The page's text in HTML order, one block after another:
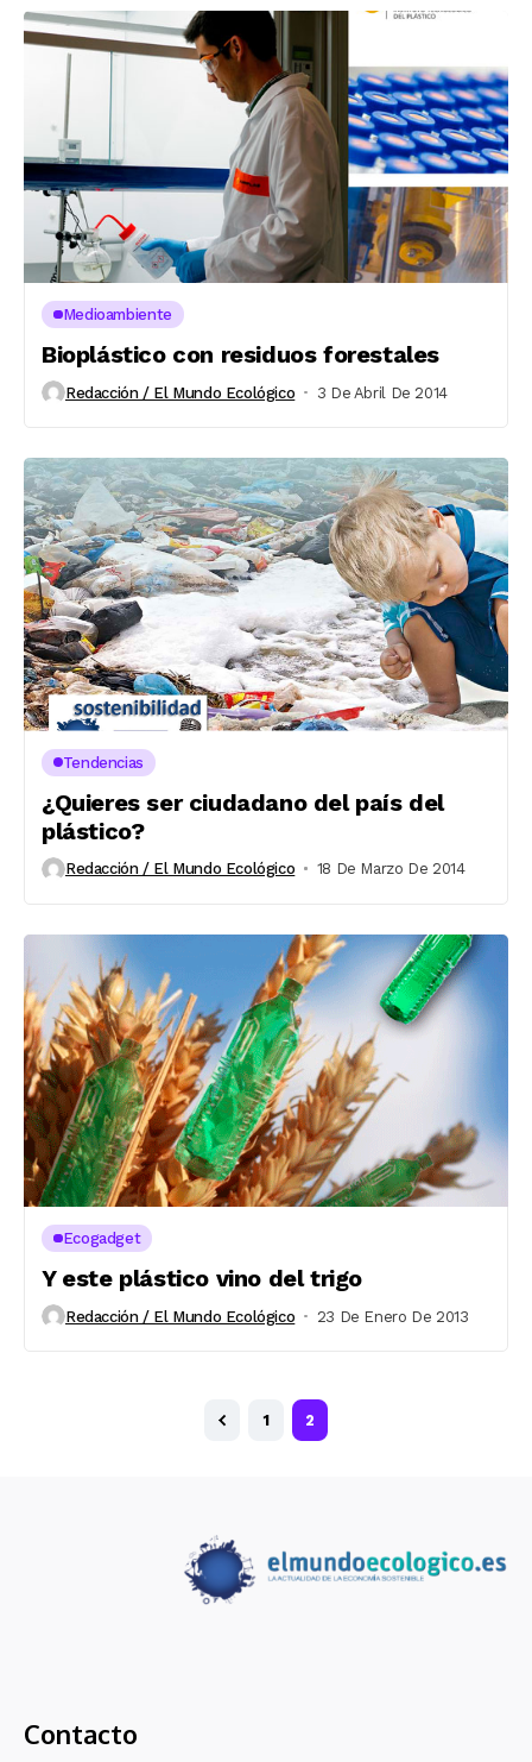
Medioambiente
Bioplástico con residuos forestales
Redacción / El Mundo Ecológico 3 De Abril De 2014
Tendencias
¿Quieres ser ciudadano del país del
plástico?
Redacción / El Mundo Ecológico 18 De Marzo De 2014
Ecogadget
Y este plástico vino del trigo
Redacción / El Mundo Ecológico 23 De Enero De 2013
1 2
Contacto